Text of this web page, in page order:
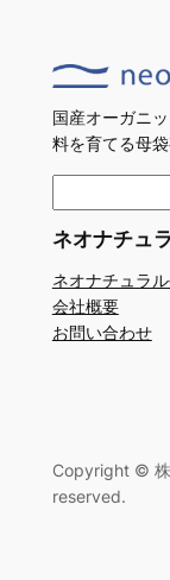
国産オーガニ
料を育てる母
ネオナチュ
ネオナチュラ
会社概要
お問い合わせ
Copyright © 株
reserved.